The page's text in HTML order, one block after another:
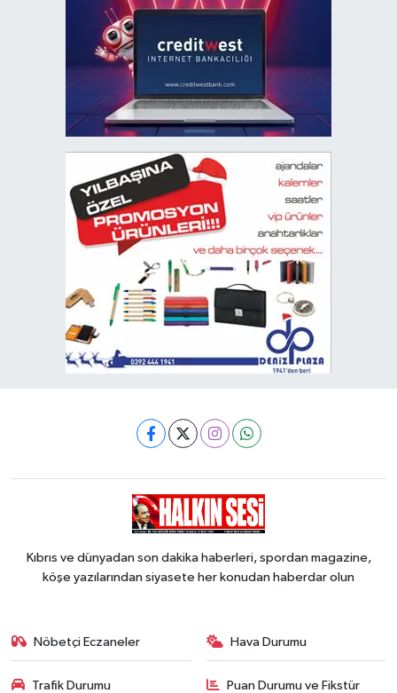
Kıbrıs ve dünyadan son dakika haberleri, spordan magazine,
köşe yazılarından siyasete her konudan haberdar olun
Nöbetçi Eczaneler Hava Durumu
Trafik Durumu Puan Durumu ve Fikstür